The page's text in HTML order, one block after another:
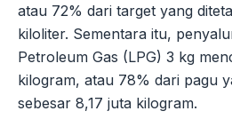
atau 72% dari target yang
kiloliter. Sementara itu,
Petroleum Gas (LPG) 3 kg
kilogram, atau 78% dari pagu
sebesar 8,17 juta kilogram.